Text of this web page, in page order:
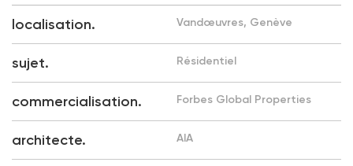
localisation. Vandœuvres, Genève
sujet. Résidentiel
commercialisation. Forbes Global Properties
architecte. AIA